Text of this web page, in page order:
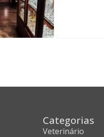
Categorias
Veterinário